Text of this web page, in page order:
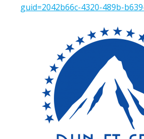
guid=2042b66c-4320-489b-